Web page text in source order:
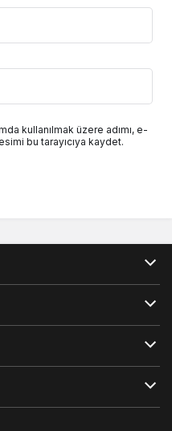
kullanılmak üzere adımı, e-
bu tarayıcıya kaydet.